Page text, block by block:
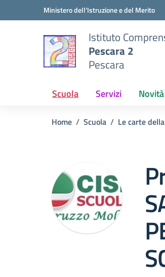
Vai ai contenuti
Vai al menu di navigazioneMinistero dell'Istruzione e del Merito
Istituto
Pescara 2
Pescara
Scuola Servizi Novità
Home Scuola Le carte